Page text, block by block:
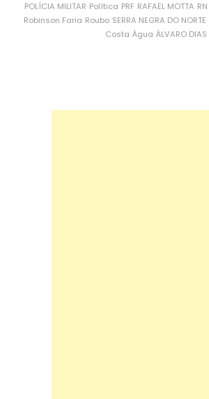
POLÍCIA MILITAR Política PRF RAFAEL MOTTA RN
Robinson Faria Roubo SERRA NEGRA DO NORTE
Costa Água ÁLVARO DIAS